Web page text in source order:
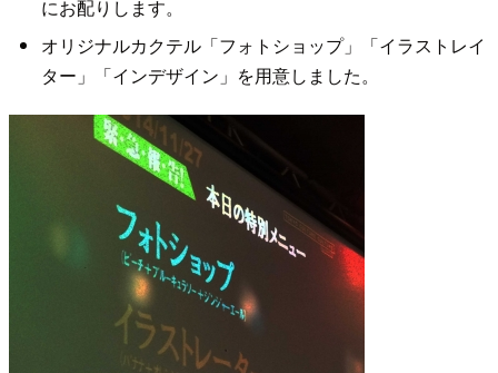
にお配りします。
オリジナルカクテル「フォトショップ」「イラストレイ
ター」「インデザイン」を用意しました。